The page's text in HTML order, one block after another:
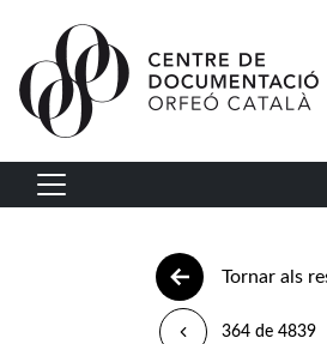
Vés al contingut
Navegació principal
Tornar als
364 de 4839